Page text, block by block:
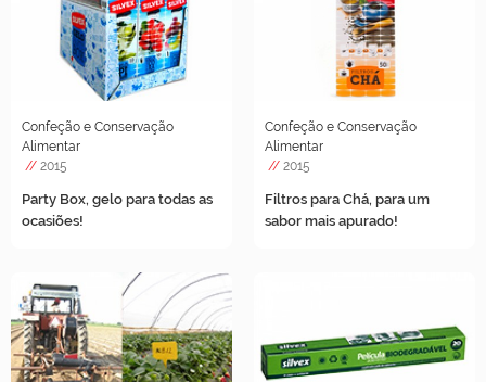
Confeção e Conservação
Alimentar
// 2015
Party Box, gelo para todas as
ocasiões!
Confeção e Conservação
Alimentar
// 2015
Filtros para Chá, para um
sabor mais apurado!